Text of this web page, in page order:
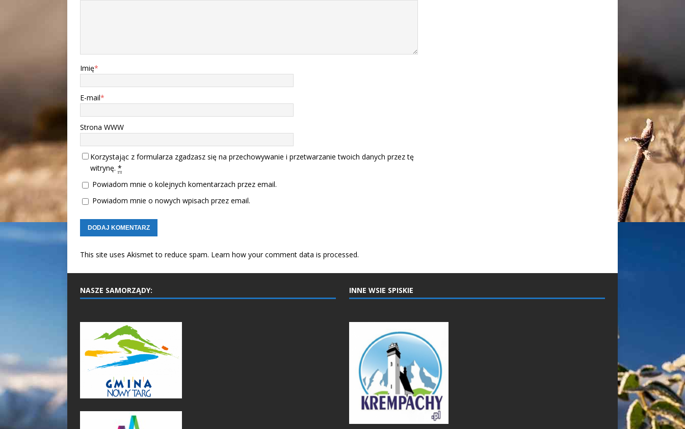
Imię*
E-mail*
Strona WWW
Korzystając z formularza zgadzasz się na przechowywanie i przetwarzanie twoich danych przez tę
witrynę. *
Powiadom mnie o kolejnych komentarzach przez email.
Powiadom mnie o nowych wpisach przez email.
This site uses Akismet to reduce spam. Learn how your comment data is processed.
NASZE SAMORZĄDY: INNE WSIE SPISKIE